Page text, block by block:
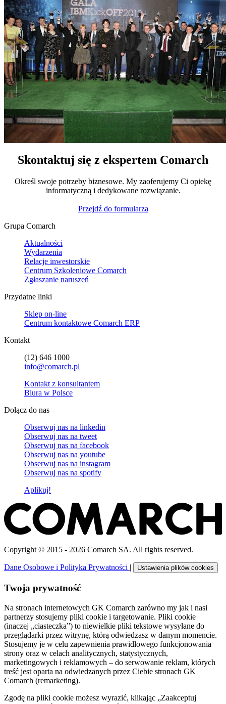
Skontaktuj się z ekspertem Comarch
Określ swoje potrzeby biznesowe. My zaoferujemy Ci opiekę
informatyczną i dedykowane rozwiązanie.
Przejdź do formularza
Grupa Comarch
Aktualności
Wydarzenia
Relacje inwestorskie
Centrum Szkoleniowe Comarch
Zgłaszanie naruszeń
Przydatne linki
Sklep on-line
Centrum kontaktowe Comarch ERP
Kontakt
(12) 646 1000
info@comarch.pl
Kontakt z konsultantem
Biura w Polsce
Dołącz do nas
Obserwuj nas na linkedin
Obserwuj nas na tweet
Obserwuj nas na facebook
Obserwuj nas na youtube
Obserwuj nas na instagram
Obserwuj nas na spotify
Aplikuj!
Copyright © 2015 - 2026 Comarch SA. All rights reserved.
Dane Osobowe i Polityka Prywatności | Ustawienia plików cookies
Twoja prywatność
Na stronach internetowych GK Comarch zarówno my jak i nasi
partnerzy stosujemy pliki cookie i targetowanie. Pliki cookie
(inaczej „ciasteczka”) to niewielkie pliki tekstowe wysyłane do
przeglądarki przez witrynę, którą odwiedzasz w danym momencie.
Stosujemy je w celu zapewnienia prawidłowego funkcjonowania
strony oraz w celach analitycznych, statystycznych,
marketingowych i reklamowych – do serwowanie reklam, których
treść jest oparta na odwiedzanych przez Ciebie stronach GK
Comarch (remarketing).
Zgodę na pliki cookie możesz wyrazić, klikając „Zaakceptuj